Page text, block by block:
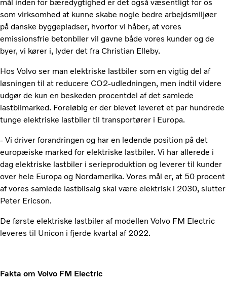
mål inden for bæredygtighed er det også væsentligt for os
som virksomhed at kunne skabe nogle bedre arbejdsmiljøer
på danske byggepladser, hvorfor vi håber, at vores
emissionsfrie betonbiler vil gavne både vores kunder og de
byer, vi kører i, lyder det fra Christian Elleby.
Hos Volvo ser man elektriske lastbiler som en vigtig del af
løsningen til at reducere CO2-udledningen, men indtil videre
udgør de kun en beskeden procentdel af det samlede
lastbilmarked. Foreløbig er der blevet leveret et par hundrede
tunge elektriske lastbiler til transportører i Europa.
- Vi driver forandringen og har en ledende position på det
europæiske marked for elektriske lastbiler. Vi har allerede i
dag elektriske lastbiler i serieproduktion og leverer til kunder
over hele Europa og Nordamerika. Vores mål er, at 50 procent
af vores samlede lastbilsalg skal være elektrisk i 2030, slutter
Peter Ericson.
De første elektriske lastbiler af modellen Volvo FM Electric
leveres til Unicon i fjerde kvartal af 2022.
Fakta om Volvo FM Electric